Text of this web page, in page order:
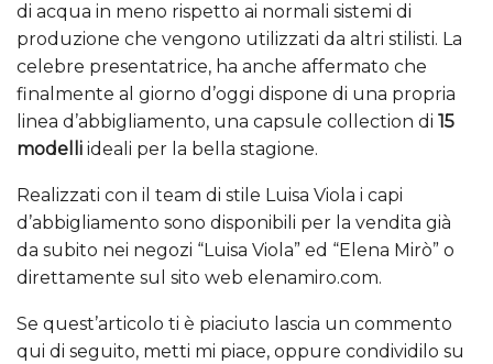
di acqua in meno rispetto ai normali sistemi di
produzione che vengono utilizzati da altri stilisti. La
celebre presentatrice, ha anche affermato che
finalmente al giorno d’oggi dispone di una propria
linea d’abbigliamento, una capsule collection di 15
modelli ideali per la bella stagione.
Realizzati con il team di stile Luisa Viola i capi
d’abbigliamento sono disponibili per la vendita già
da subito nei negozi “Luisa Viola” ed “Elena Mirò” o
direttamente sul sito web elenamiro.com.
Se quest’articolo ti è piaciuto lascia un commento
qui di seguito, metti mi piace, oppure condividilo su